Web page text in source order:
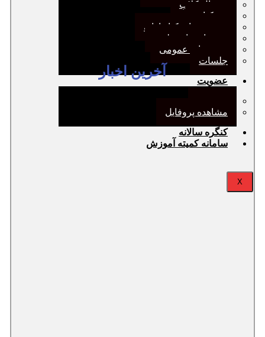
ژورنال کلاب
نقد کتاب
دورهمی‌های کتابدارانه
سخنرانی‌های علمی
مجمع‌های عمومی
جلسات
عضویت
مشاهده پروفایل
کنگره سالانه
سامانه کمیته آموزش
X
آخرین اخبار